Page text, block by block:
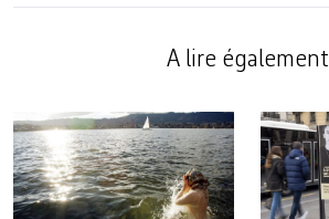
A lire également